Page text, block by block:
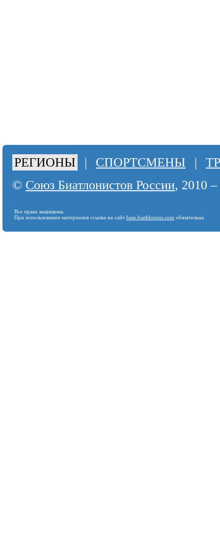
РЕГИОНЫ | СПОРТСМЕНЫ |
© Союз Биатлонистов России, 2010
Все права защищены.
При использовании материалов ссылка на сайт base.biathlonrus.com обязательна.